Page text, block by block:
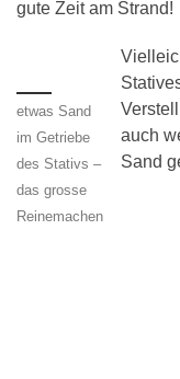
gute Zeit am Strand!
etwas Sand
im Getriebe
des Stativs –
das grosse
Reinemachen
auch
Sand